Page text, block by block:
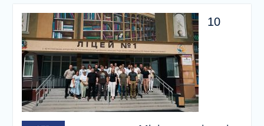
10